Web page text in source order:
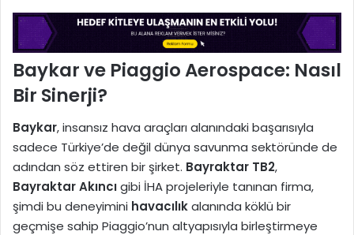
Baykar ve Piaggio Aerospace: Nasıl
Bir Sinerji?
Baykar, insansız hava araçları alanındaki başarısıyla
sadece Türkiye’de değil dünya savunma sektöründe de
adından söz ettiren bir şirket. Bayraktar TB2,
Bayraktar Akıncıgibi İHA projeleriyle tanınan firma,
şimdi bu deneyimini havacılıkalanında köklü bir
geçmişe sahip Piaggio’nun altyapısıyla birleştirmeye